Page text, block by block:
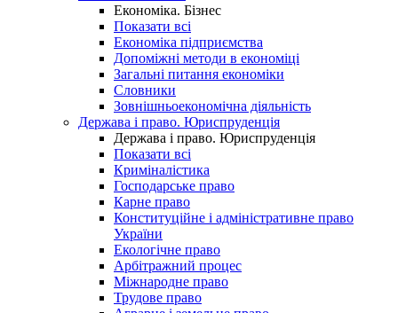
Економіка. Бізнес
Показати всі
Економіка підприємства
Допоміжні методи в економіці
Загальні питання економіки
Словники
Зовнішньоекономічна діяльність
Держава і право. Юриспруденція
Держава і право. Юриспруденція
Показати всі
Криміналістика
Господарське право
Карне право
Конституційне і адміністративне право
України
Екологічне право
Арбітражний процес
Міжнародне право
Трудове право